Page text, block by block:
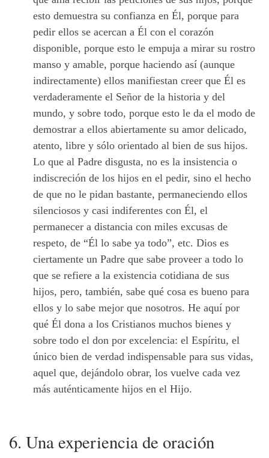
esto demuestra su confianza en Él, porque para
pedir ellos se acercan a Él con el corazón
disponible, porque esto le empuja a mirar su rostro
manso y amable, porque haciendo así (aunque
indirectamente) ellos manifiestan creer que Él es
verdaderamente el Señor de la historia y del
mundo, y sobre todo, porque esto le da el modo de
demostrar a ellos abiertamente su amor delicado,
atento, libre y sólo orientado al bien de sus hijos.
Lo que al Padre disgusta, no es la insistencia o
indiscreción de los hijos en el pedir, sino el hecho
de que no le pidan bastante, permaneciendo ellos
silenciosos y casi indiferentes con Él, el
permanecer a distancia con miles excusas de
respeto, de “Él lo sabe ya todo”, etc. Dios es
ciertamente un Padre que sabe proveer a todo lo
que se refiere a la existencia cotidiana de sus
hijos, pero, también, sabe qué cosa es bueno para
ellos y lo sabe mejor que nosotros. He aquí por
qué Él dona a los Cristianos muchos bienes y
sobre todo el don por excelencia: el Espíritu, el
único bien de verdad indispensable para sus vidas,
aquel que, dejándolo obrar, los vuelve cada vez
más auténticamente hijos en el Hijo.
6. Una experiencia de oración